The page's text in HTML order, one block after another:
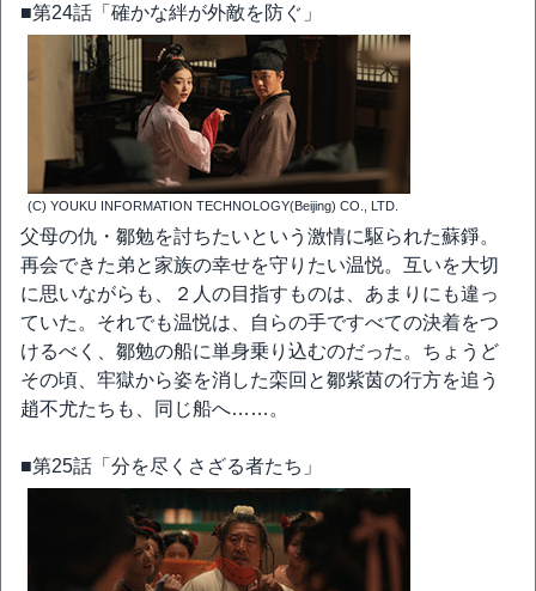
■第24話「確かな絆が外敵を防ぐ」
(C) YOUKU INFORMATION TECHNOLOGY(Beijing) CO., LTD.
父母の仇・鄒勉を討ちたいという激情に駆られた蘇錚。
再会できた弟と家族の幸せを守りたい温悦。互いを大切
に思いながらも、２人の目指すものは、あまりにも違っ
ていた。それでも温悦は、自らの手ですべての決着をつ
けるべく、鄒勉の船に単身乗り込むのだった。ちょうど
その頃、牢獄から姿を消した栾回と鄒紫茵の行方を追う
趙不尤たちも、同じ船へ……。
■第25話「分を尽くさざる者たち」